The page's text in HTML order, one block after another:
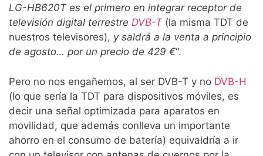
LG-HB620T es el primero en integrar receptor de
televisión digital terrestre DVB-T (la misma TDT de
nuestros televisores), y saldrá a la venta a principio
de agosto… por un precio de 429 €“.
Pero no nos engañemos, al ser DVB-T y no DVB-H
(lo que sería la TDT para dispositivos móviles, es
decir una señal optimizada para aparatos en
movilidad, que además conlleva un importante
ahorro en el consumo de batería) equivaldría a ir